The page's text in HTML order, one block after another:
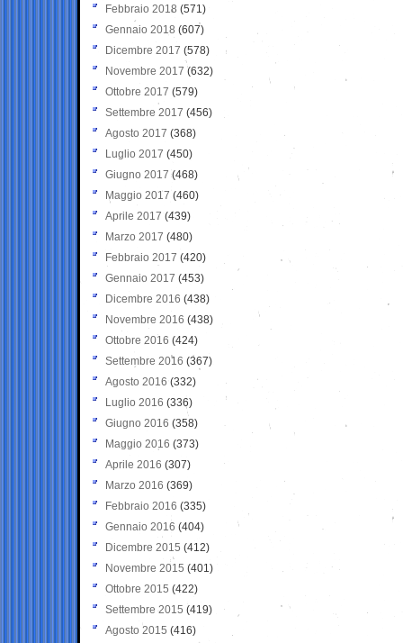
Febbraio 2018 (571)
Gennaio 2018 (607)
Dicembre 2017 (578)
Novembre 2017 (632)
Ottobre 2017 (579)
Settembre 2017 (456)
Agosto 2017 (368)
Luglio 2017 (450)
Giugno 2017 (468)
Maggio 2017 (460)
Aprile 2017 (439)
Marzo 2017 (480)
Febbraio 2017 (420)
Gennaio 2017 (453)
Dicembre 2016 (438)
Novembre 2016 (438)
Ottobre 2016 (424)
Settembre 2016 (367)
Agosto 2016 (332)
Luglio 2016 (336)
Giugno 2016 (358)
Maggio 2016 (373)
Aprile 2016 (307)
Marzo 2016 (369)
Febbraio 2016 (335)
Gennaio 2016 (404)
Dicembre 2015 (412)
Novembre 2015 (401)
Ottobre 2015 (422)
Settembre 2015 (419)
Agosto 2015 (416)